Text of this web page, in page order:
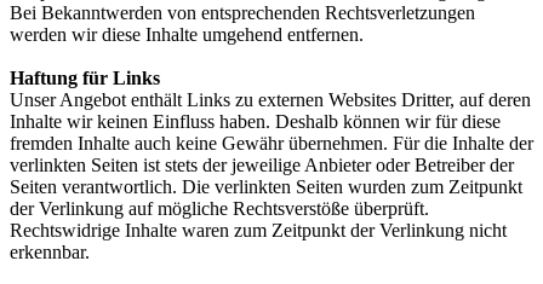
Bei Bekanntwerden von entsprechenden Rechtsverletzungen
werden wir diese Inhalte umgehend entfernen.
Haftung für Links
Unser Angebot enthält Links zu externen Websites Dritter, auf deren
Inhalte wir keinen Einfluss haben. Deshalb können wir für diese
fremden Inhalte auch keine Gewähr übernehmen. Für die Inhalte der
verlinkten Seiten ist stets der jeweilige Anbieter oder Betreiber der
Seiten verantwortlich. Die verlinkten Seiten wurden zum Zeitpunkt
der Verlinkung auf mögliche Rechtsverstöße überprüft.
Rechtswidrige Inhalte waren zum Zeitpunkt der Verlinkung nicht
erkennbar.